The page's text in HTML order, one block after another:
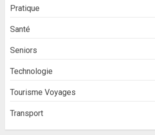
Pratique
Santé
Seniors
Technologie
Tourisme Voyages
Transport